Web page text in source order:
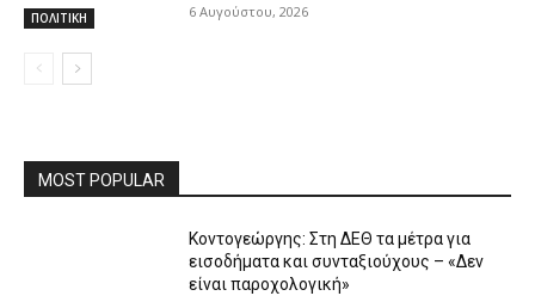
ΠΟΛΙΤΙΚΗ 6 Αυγούστου, 2026
MOST POPULAR
Κοντογεώργης: Στη ΔΕΘ τα μέτρα για
εισοδήματα και συνταξιούχους – «Δεν
είναι παροχολογική»